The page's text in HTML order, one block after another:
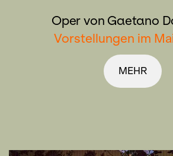
Oper von Gaetano
Vorstellungen im
MEHR